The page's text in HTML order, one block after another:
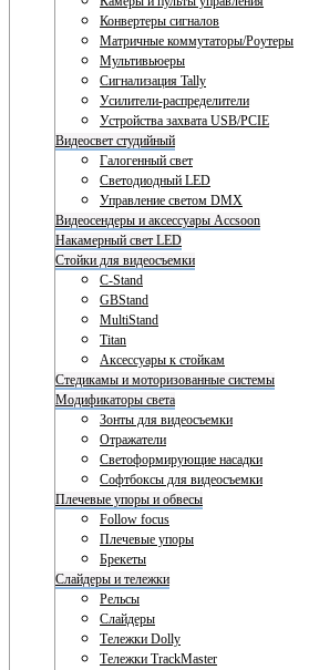
Конвертеры сигналов
Матричные коммутаторы/Роутеры
Мультивьюеры
Сигнализация Tally
Усилители-распределители
Устройства захвата USB/PCIE
Видеосвет студийный
Галогенный свет
Светодиодный LED
Управление светом DMX
Видеосендеры и аксессуары Accsoon
Накамерный свет LED
Стойки для видеосъемки
C-Stand
GBStand
MultiStand
Titan
Аксессуары к стойкам
Стедикамы и моторизованные системы
Модификаторы света
Зонты для видеосъемки
Отражатели
Светоформирующие насадки
Софтбоксы для видеосъемки
Плечевые упоры и обвесы
Follow focus
Плечевые упоры
Брекеты
Слайдеры и тележки
Рельсы
Слайдеры
Тележки Dolly
Тележки TrackMaster